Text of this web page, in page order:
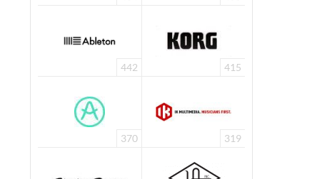
442 415
370 319